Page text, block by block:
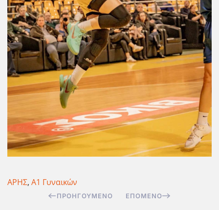
ΑΡΗΣ, Α1 Γυναικών
ΠΡΟΗΓΟΎΜΕΝΟ ΕΠΌΜΕΝΟ